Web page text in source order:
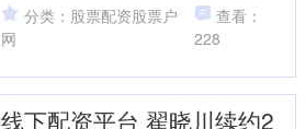
日，上海出让六批次8宗地，地块分布于
浦东....
分类：股票配资股票户
网
查看：
228
线下配资平台 翟晓川续约2